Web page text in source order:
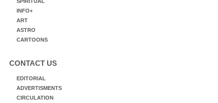
INFO+
ART
ASTRO
CARTOONS
CONTACT US
EDITORIAL
ADVERTISMENTS
CIRCULATION